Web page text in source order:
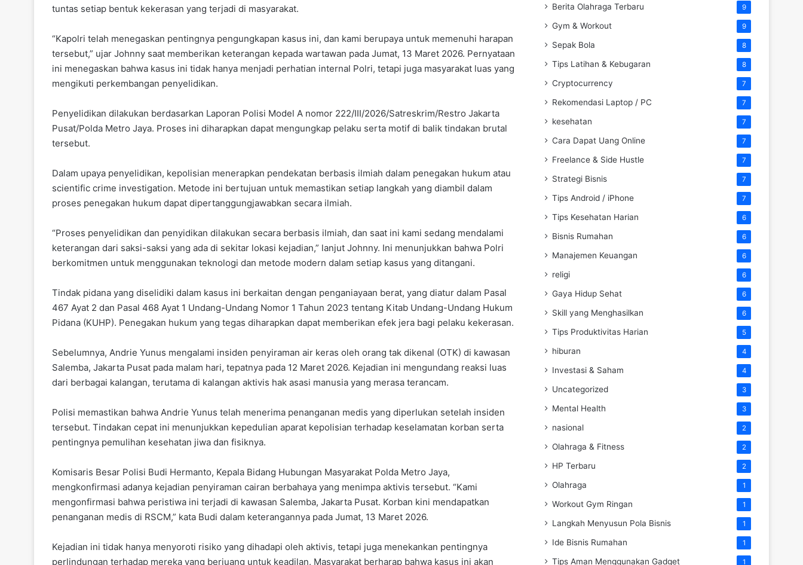
tuntas setiap bentuk kekerasan yang terjadi di masyarakat.
“Kapolri telah menegaskan pentingnya pengungkapan kasus ini, dan kami berupaya untuk memenuhi harapan
tersebut,” ujar Johnny saat memberikan keterangan kepada wartawan pada Jumat, 13 Maret 2026. Pernyataan
ini menegaskan bahwa kasus ini tidak hanya menjadi perhatian internal Polri, tetapi juga masyarakat luas yang
mengikuti perkembangan penyelidikan.
Penyelidikan dilakukan berdasarkan Laporan Polisi Model A nomor 222/III/2026/Satreskrim/Restro Jakarta
Pusat/Polda Metro Jaya. Proses ini diharapkan dapat mengungkap pelaku serta motif di balik tindakan brutal
tersebut.
Dalam upaya penyelidikan, kepolisian menerapkan pendekatan berbasis ilmiah dalam penegakan hukum atau
scientific crime investigation. Metode ini bertujuan untuk memastikan setiap langkah yang diambil dalam
proses penegakan hukum dapat dipertanggungjawabkan secara ilmiah.
“Proses penyelidikan dan penyidikan dilakukan secara berbasis ilmiah, dan saat ini kami sedang mendalami
keterangan dari saksi-saksi yang ada di sekitar lokasi kejadian,” lanjut Johnny. Ini menunjukkan bahwa Polri
berkomitmen untuk menggunakan teknologi dan metode modern dalam setiap kasus yang ditangani.
Tindak pidana yang diselidiki dalam kasus ini berkaitan dengan penganiayaan berat, yang diatur dalam Pasal
467 Ayat 2 dan Pasal 468 Ayat 1 Undang-Undang Nomor 1 Tahun 2023 tentang Kitab Undang-Undang Hukum
Pidana (KUHP). Penegakan hukum yang tegas diharapkan dapat memberikan efek jera bagi pelaku kekerasan.
Sebelumnya, Andrie Yunus mengalami insiden penyiraman air keras oleh orang tak dikenal (OTK) di kawasan
Salemba, Jakarta Pusat pada malam hari, tepatnya pada 12 Maret 2026. Kejadian ini mengundang reaksi luas
dari berbagai kalangan, terutama di kalangan aktivis hak asasi manusia yang merasa terancam.
Polisi memastikan bahwa Andrie Yunus telah menerima penanganan medis yang diperlukan setelah insiden
tersebut. Tindakan cepat ini menunjukkan kepedulian aparat kepolisian terhadap keselamatan korban serta
pentingnya pemulihan kesehatan jiwa dan fisiknya.
Komisaris Besar Polisi Budi Hermanto, Kepala Bidang Hubungan Masyarakat Polda Metro Jaya,
mengkonfirmasi adanya kejadian penyiraman cairan berbahaya yang menimpa aktivis tersebut. “Kami
mengonfirmasi bahwa peristiwa ini terjadi di kawasan Salemba, Jakarta Pusat. Korban kini mendapatkan
penanganan medis di RSCM,” kata Budi dalam keterangannya pada Jumat, 13 Maret 2026.
Kejadian ini tidak hanya menyoroti risiko yang dihadapi oleh aktivis, tetapi juga menekankan pentingnya
perlindungan terhadap mereka yang berjuang untuk keadilan. Masyarakat berharap bahwa kasus ini akan
Berita Olahraga Terbaru 9
Gym & Workout 9
Sepak Bola 8
Tips Latihan & Kebugaran 8
Cryptocurrency 7
Rekomendasi Laptop / PC 7
kesehatan 7
Cara Dapat Uang Online 7
Freelance & Side Hustle 7
Strategi Bisnis 7
Tips Android / iPhone 7
Tips Kesehatan Harian 6
Bisnis Rumahan 6
Manajemen Keuangan 6
religi 6
Gaya Hidup Sehat 6
Skill yang Menghasilkan 6
Tips Produktivitas Harian 5
hiburan 4
Investasi & Saham 4
Uncategorized 3
Mental Health 3
nasional 2
Olahraga & Fitness 2
HP Terbaru 2
Olahraga 1
Workout Gym Ringan 1
Langkah Menyusun Pola Bisnis 1
Ide Bisnis Rumahan 1
Tips Aman Menggunakan Gadget 1